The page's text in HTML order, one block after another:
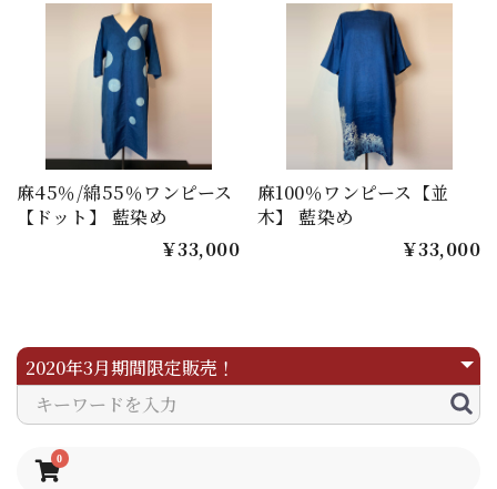
0
麻45％/綿55％ワンピース
【ドット】 藍染め
￥33,000
麻100％ワンピース【並
木】 藍染め
￥33,000